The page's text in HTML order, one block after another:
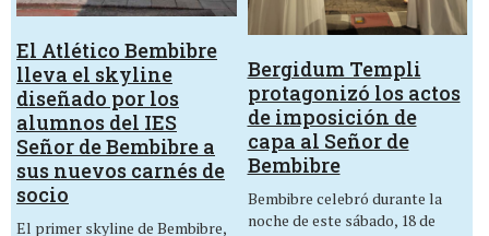
El Atlético Bembibre
lleva el skyline
diseñado por los
alumnos del IES
Señor de Bembibre a
sus nuevos carnés de
socio
El primer skyline de Bembibre,
Bergidum Templi
protagonizó los actos
de imposición de
capa al Señor de
Bembibre
Bembibre celebró durante la
noche de este sábado, 18 de